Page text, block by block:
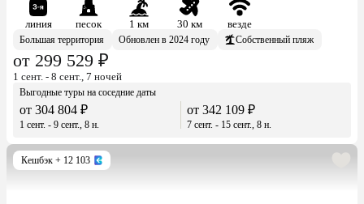
линия песок 1 км 30 км
везде
Большая территория
Обновлен в 2024 году Собственный пляж
от 299 529 ₽
1 сент. - 8 сент., 7 ночей
Выгодные туры на соседние даты
от 304 804 ₽
1 сент. - 9 сент., 8 н.
от 342 109 ₽
7 сент. - 15 сент., 8 н.
Кешбэк + 12 103